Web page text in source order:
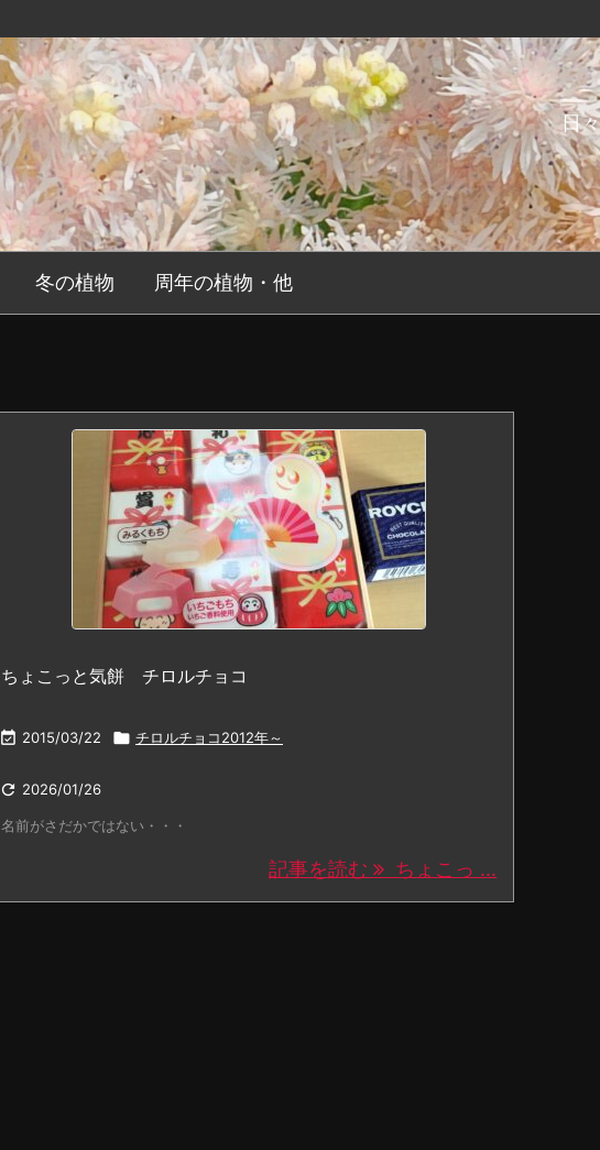
日
冬の植物 周年の植物・他
ちょこっと気餅 チロルチョコ
 2015/03/22  チロルチョコ2012年～
 2026/01/26
名前がさだかではない・・・
記事を読む ちょこっ ...